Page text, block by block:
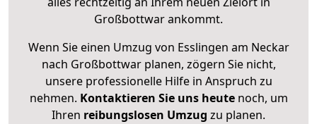
Großbottwar ankommt.
Wenn Sie einen Umzug von Esslingen am Neckar
nach Großbottwar planen, zögern Sie nicht,
unsere professionelle Hilfe in Anspruch zu
nehmen. Kontaktieren Sie uns heutenoch, um
Ihren reibungslosen Umzug zu planen.